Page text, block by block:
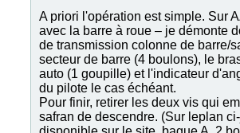
A priori l'opération est simple. Sur
avec la barre à roue – je démonte
de transmission colonne de barre/
secteur de barre (4 boulons), le
auto (1 goupille) et l'indicateur
du pilote le cas échéant.
Pour finir, retirer les deux vis qui
safran de descendre. (Sur leplan